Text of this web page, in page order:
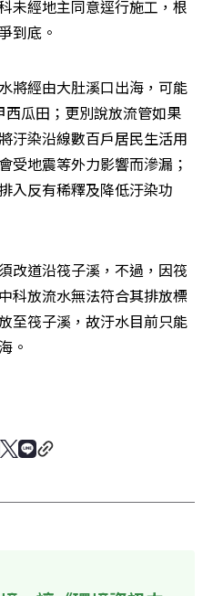
未經地主同意逕行施工，根
到底。
將經由大肚溪口出海，可能
瓜田；更別說放流管如果
汙染沿線數百戶居民生活用
受地震等外力影響而滲漏；
入反有稀釋及降低汙染功
改道沿筏子溪，不過，因筏
科放流水無法符合其排放標
至筏子溪，故汙水目前只能
。